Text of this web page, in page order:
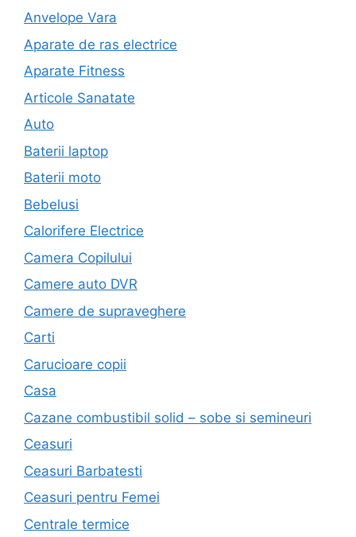
Anvelope Vara
Aparate de ras electrice
Aparate Fitness
Articole Sanatate
Auto
Baterii laptop
Baterii moto
Bebelusi
Calorifere Electrice
Camera Copilului
Camere auto DVR
Camere de supraveghere
Carti
Carucioare copii
Casa
Cazane combustibil solid – sobe si semineuri
Ceasuri
Ceasuri Barbatesti
Ceasuri pentru Femei
Centrale termice